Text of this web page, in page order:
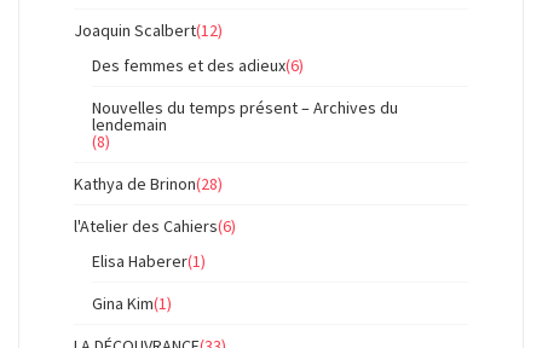
Joaquin Scalbert(12)
Des femmes et des adieux(6)
Nouvelles du temps présent – Archives du
lendemain
(8)
Kathya de Brinon(28)
l'Atelier des Cahiers(6)
Elisa Haberer(1)
Gina Kim(1)